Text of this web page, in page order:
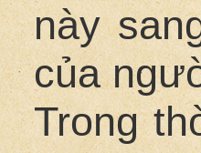
này
của
Trong